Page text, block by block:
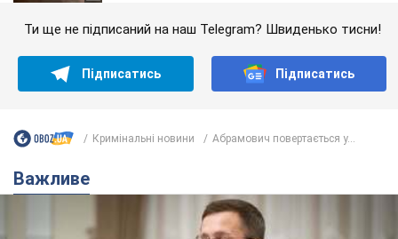
Ти ще не підписаний на наш Telegram? Швиденько тисни!
Підписатись Підписатись
Кримінальні новини Абрамович повертається у...
Важливе